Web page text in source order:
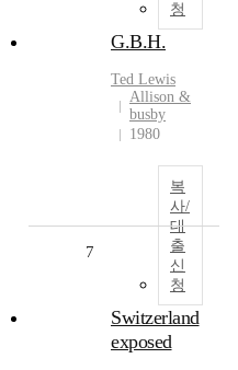
청
G.B.H.
Ted Lewis
Allison &
busby
1980
복
사/
대
출
신
청
7
Switzerland
exposed